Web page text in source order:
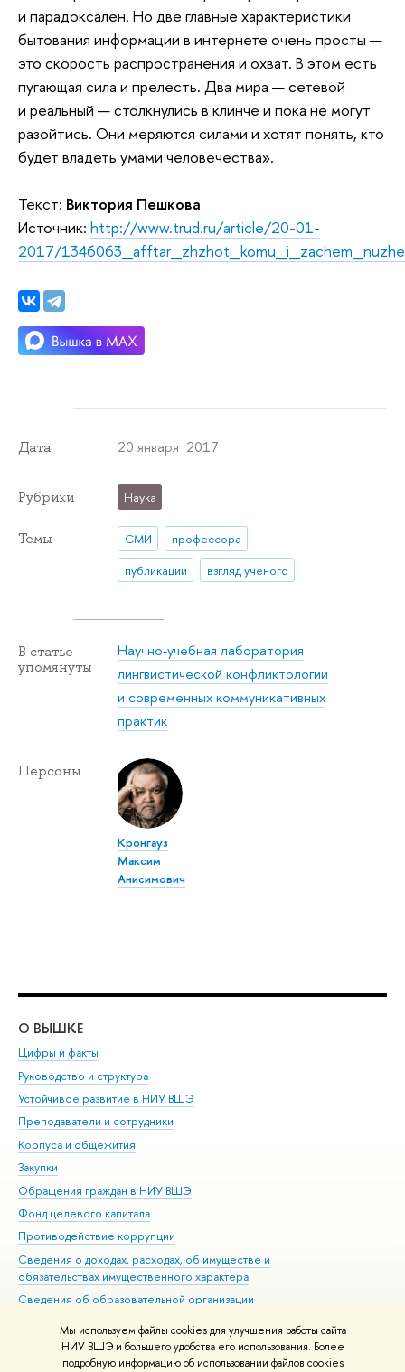
Мы используем файлы cookies для улучшения работы сайта
НИУ ВШЭ и большего удобства его использования. Более
подробную информацию об использовании файлов cookies
и парадоксален. Но две главные характеристики
бытования информации в интернете очень просты —
это скорость распространения и охват. В этом есть
пугающая сила и прелесть. Два мира — сетевой
и реальный — столкнулись в клинче и пока не могут
разойтись. Они меряются силами и хотят понять, кто
будет владеть умами человечества».
Текст: Виктория Пешкова
Источник: http://www.trud.ru/article/20-01-
2017/
Дата 20 января 2017
Рубрики Наука
Темы СМИ
профессора
публикации
взгляд ученого
В статье
упомянуты
Научно-учебная лаборатория
лингвистической конфликтологии
и современных коммуникативных
практик
Персоны
Кронгауз
Максим
Анисимович
О ВЫШКЕ
Цифры и факты
Руководство и структура
Устойчивое развитие в НИУ ВШЭ
Преподаватели и сотрудники
Корпуса и общежития
Закупки
Обращения граждан в НИУ ВШЭ
Фонд целевого капитала
Противодействие коррупции
Сведения о доходах, расходах, об имуществе и
обязательствах имущественного характера
Сведения об образовательной организации
Людям с ограниченными возможностями здоровья
Единая платежная страница
Работа в Вышке